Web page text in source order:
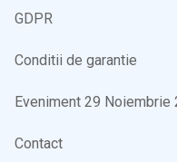
GDPR
Conditii de garantie
Eveniment 29 Noiembrie
Contact